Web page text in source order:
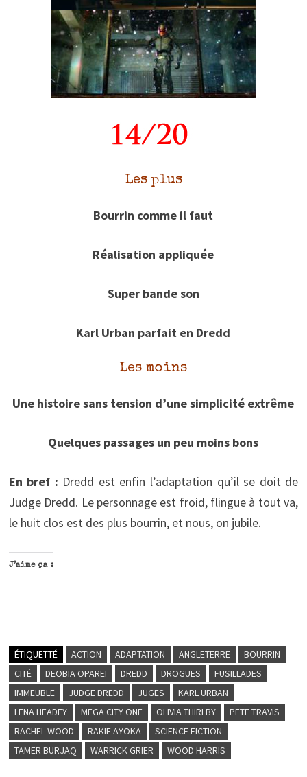
Les plus
Bourrin comme il faut
Réalisation appliquée
Super bande son
Karl Urban parfait en Dredd
Les moins
Une histoire sans tension d’une simplicité extrême
Quelques passages un peu moins bons
En bref : Dredd est enfin l’adaptation qu’il se doit de
Judge Dredd. Le personnage est froid, flingue à tout va,
le huit clos est des plus bourrin, et nous, on jubile.
J’aime ça :
ÉTIQUETTÉ ACTION ADAPTATION ANGLETERRE
BOURRIN
CITÉ
DEOBIA OPAREI DREDD DROGUES
FUSILLADES
IMMEUBLE
JUDGE DREDD JUGES
KARL URBAN
LENA HEADEY
MEGA CITY ONE OLIVIA THIRLBY
PETE TRAVIS
RACHEL WOOD
RAKIE AYOKA
SCIENCE FICTION
TAMER BURJAQ
WARRICK GRIER WOOD HARRIS